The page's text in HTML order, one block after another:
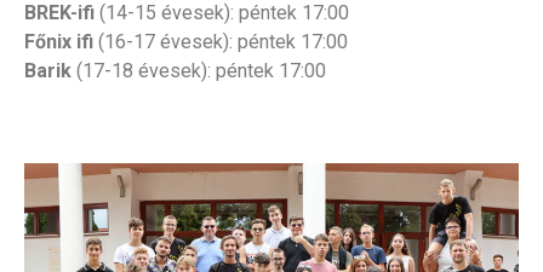
BREK-ifi (14-15 évesek): péntek 17:00
Főnix ifi (16-17 évesek): péntek 17:00
Barik (17-18 évesek): péntek 17:00